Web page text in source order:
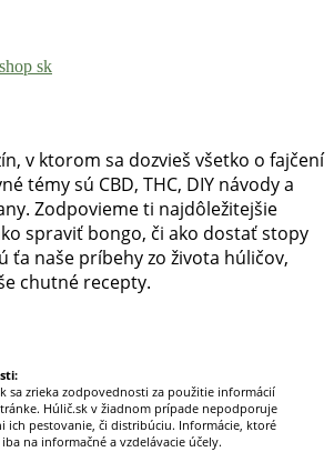
v ktorom sa dozvieš všetko o fajčení
témy sú CBD, THC, DIY návody a
Zodpovieme ti najdôležitejšie
spraviť bongo, či ako dostať stopy
ťa naše príbehy zo života húličov,
chutné recepty.
sa zrieka zodpovednosti za použitie informácií
Húlič.sk v žiadnom prípade nepodporuje
ich pestovanie, či distribúciu. Informácie, ktoré
na informačné a vzdelávacie účely.